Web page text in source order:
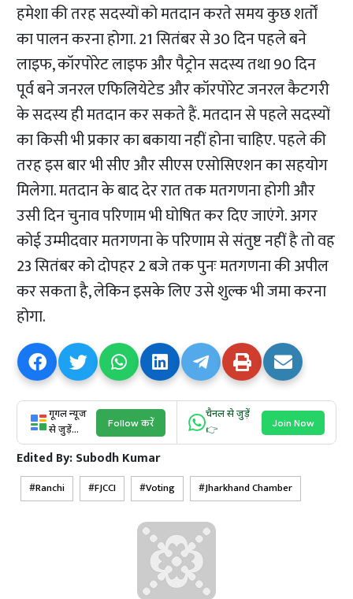
हमेशा की तरह सदस्यों को मतदान करते समय कुछ शर्तों
का पालन करना होगा. 21 सितंबर से 30 दिन पहले बने
लाइफ, कॉरपोरेट लाइफ और पैट्रोन सदस्य तथा 90 दिन
पूर्व बने जनरल एफिलियेटेड और कॉरपोरेट जनरल कैटगरी
के सदस्य ही मतदान कर सकते हैं. मतदान से पहले सदस्यों
का किसी भी प्रकार का बकाया नहीं होना चाहिए. पहले की
तरह इस बार भी सीए और सीएस एसोसिएशन का सहयोग
मिलेगा. मतदान के बाद देर रात तक मतगणना होगी और
उसी दिन चुनाव परिणाम भी घोषित कर दिए जाएंगे. अगर
कोई उम्मीदवार मतगणना के परिणाम से संतुष्ट नहीं है तो वह
23 सितंबर को दोपहर 2 बजे तक पुनः मतगणना की अपील
कर सकता है, लेकिन इसके लिए उसे शुल्क भी जमा करना
होगा.
गूगल न्यूज
से जुड़ें...
Follow करें
चैनल से जुड़ें
👉
Join Now
Edited By:Subodh Kumar
Ranchi FJCCI Voting Jharkhand Chamber